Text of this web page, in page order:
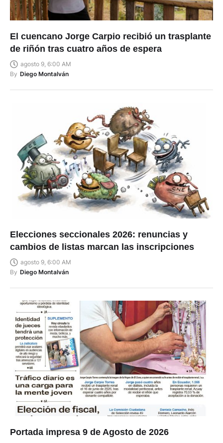
El cuencano Jorge Carpio recibió un trasplante
de riñón tras cuatro años de espera
agosto 9, 6:00 AM
By Diego Montalván
Elecciones seccionales 2026: renuncias y
cambios de listas marcan las inscripciones
agosto 9, 6:00 AM
By Diego Montalván
Portada impresa 9 de Agosto de 2026